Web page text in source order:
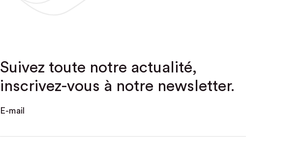
Suivez toute notre actualité,
inscrivez-vous à notre newsletter.
E-mail